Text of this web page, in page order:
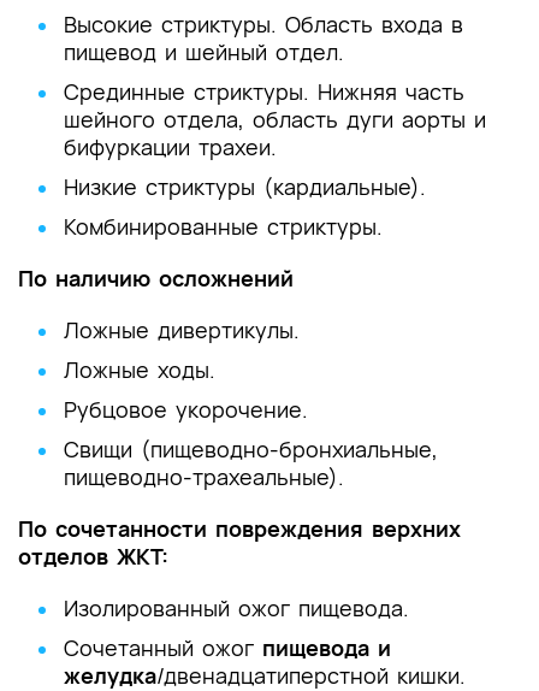
Высокие стриктуры. Область входа в
пищевод и шейный отдел.
Срединные стриктуры. Нижняя часть
шейного отдела, область дуги аорты и
бифуркации трахеи.
Низкие стриктуры (кардиальные).
Комбинированные стриктуры.
По наличию осложнений
Ложные дивертикулы.
Ложные ходы.
Рубцовое укорочение.
Свищи (пищеводно-бронхиальные,
пищеводно-трахеальные).
По сочетанности повреждения верхних
отделов ЖКТ:
Изолированный ожог пищевода.
Сочетанный ожог пищевода и
желудка/двенадцатиперстной кишки.